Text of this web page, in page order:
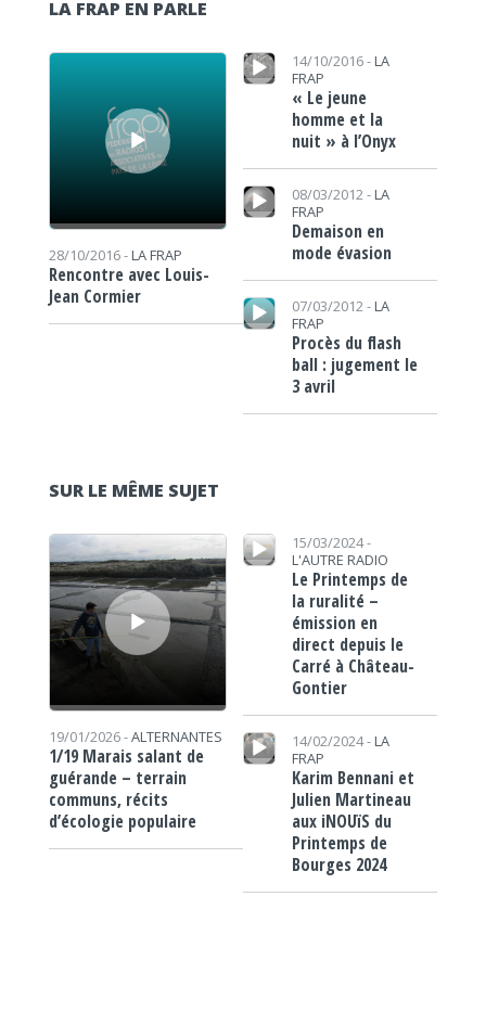
LA FRAP EN PARLE
Lecteur audio
28/10/2016 - LA FRAP
Rencontre avec Louis-
Jean Cormier
Lecteur audio 14/10/2016 - LA
FRAP
« Le jeune
homme et la
nuit » à l’Onyx
Lecteur audio
08/03/2012 - LA
FRAP
Demaison en
mode évasion
Lecteur audio
07/03/2012 - LA
FRAP
Procès du flash
ball : jugement le
3 avril
SUR LE MÊME SUJET
Lecteur audio
19/01/2026 -ALTERNANTES
1/19 Marais salant de
guérande – terrain
communs, récits
d’écologie populaire
Lecteur audio
15/03/2024 -
L'AUTRE RADIO
Le Printemps de
la ruralité –
émission en
direct depuis le
Carré à Château-
Gontier
Lecteur audio
14/02/2024 - LA
FRAP
Karim Bennani et
Julien Martineau
aux iNOUïS du
Printemps de
Bourges 2024